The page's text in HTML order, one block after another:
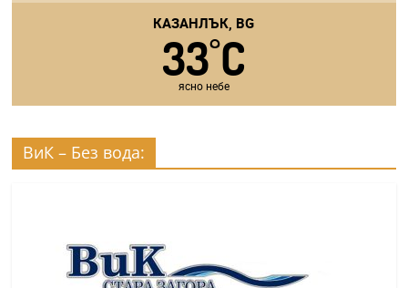
КАЗАНЛЪК, BG
33°C
ясно небе
ВиК – Без вода: